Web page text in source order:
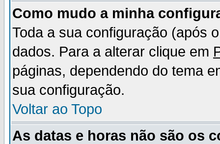
Como mudo a minha
Toda a sua configuração (após
dados. Para a alterar clique em
páginas, dependendo do tema
sua configuração.
Voltar ao Topo
As datas e horas não são os